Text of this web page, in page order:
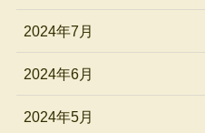
2024年7月
2024年6月
2024年5月